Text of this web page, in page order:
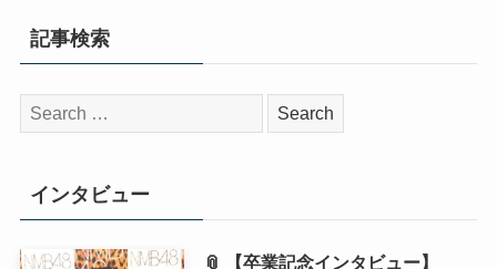
記事検索
検
索:
インタビュー
📎 【卒業記念インタビュー】